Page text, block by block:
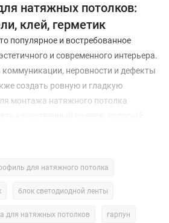
натяжных потолков:
клей, герметик
популярное и востребованное
и современного интерьера.
неровности и дефекты
создать ровную и гладкую
монтажа натяжного потолка
крепление полотна.
потолку или стенам. При
для натяжного потолка
блок светодиодной ленты
для натяжных потолков гарпун